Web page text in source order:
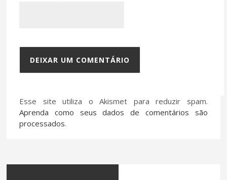
Esse site utiliza o Akismet para reduzir spam.
Aprenda como seus dados de comentários são
processados.